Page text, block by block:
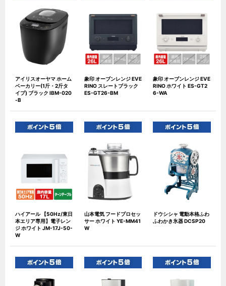
アイリスオーヤマ ホーム
ベーカリー(1斤・2斤タ
イプ) ブラック IBM-020
-B
象印 オーブンレンジ EVE
RINO スレートブラック
ES-GT26-BM
象印 オーブンレンジ EVE
RINO ホワイト ES-GT2
6-WA
ハイアール 【50Hz/東日
本エリア専用】電子レン
ジ ホワイト JM-17J-50-
W
山本電気 フードプロセッ
サー ホワイト YE-MM41
W
ドウシシャ 電動本格ふわ
ふわかき氷器 DCSP20